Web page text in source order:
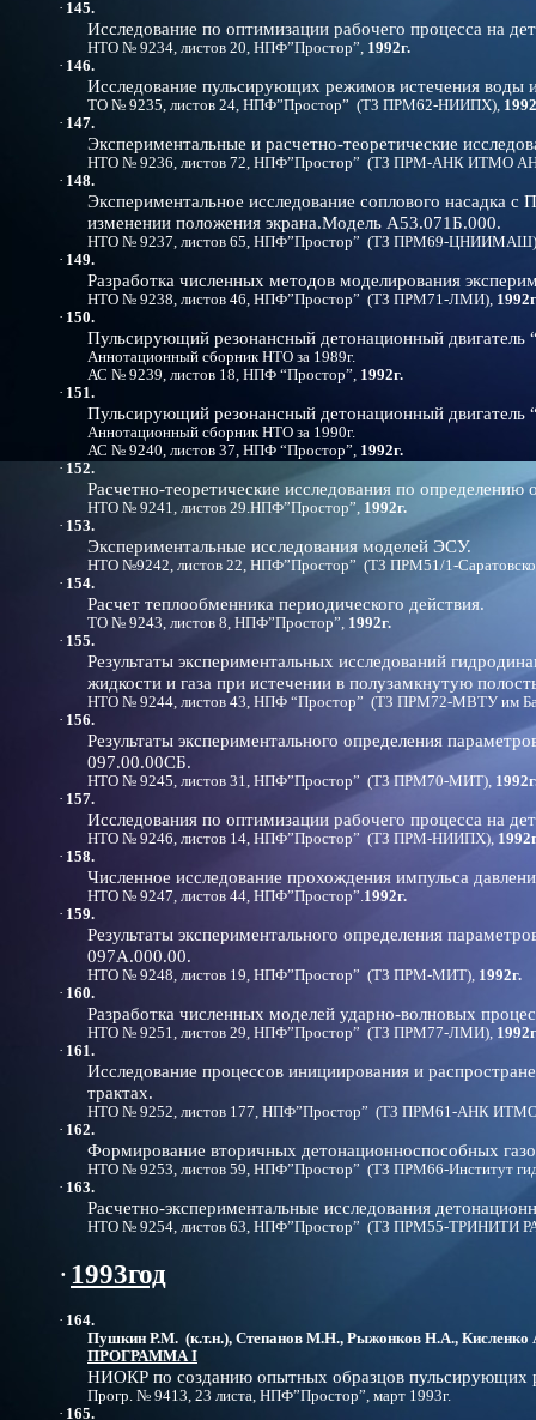
· 145.
Исследование по оптимизации рабочего процесса на
НТО № 9234, листов 20, НПФ”Простор”, 1992г.
· 146.
Исследование пульсирующих режимов истечения воды
ТО № 9235, листов 24, НПФ”Простор” (ТЗ ПРМ62-НИИПХ),
· 147.
Экспериментальные и расчетно-теоретические
НТО № 9236, листов 72, НПФ”Простор” (ТЗ ПРМ-АНК ИТМО
· 148.
Экспериментальное исследование соплового
изменении положения экрана.Модель А53.071Б.000.
НТО № 9237, листов 65, НПФ”Простор” (ТЗ ПРМ69-
· 149.
Разработка численных методов моделирования
НТО № 9238, листов 46, НПФ”Простор” (ТЗ ПРМ71-ЛМИ),
· 150.
Пульсирующий резонансный детонационный двигатель
Аннотационный сборник НТО за 1989г.
АС № 9239, листов 18, НПФ “Простор”, 1992г.
· 151.
Пульсирующий резонансный детонационный двигатель
Аннотационный сборник НТО за 1990г.
АС № 9240, листов 37, НПФ “Простор”, 1992г.
· 152.
Расчетно-теоретические исследования по
НТО № 9241, листов 29.НПФ”Простор”, 1992г.
· 153.
Экспериментальные исследования моделей ЭСУ.
НТО №9242, листов 22, НПФ”Простор” (ТЗ ПРМ51/1-
· 154.
Расчет теплообменника периодического действия.
ТО № 9243, листов 8, НПФ”Простор”, 1992г.
· 155.
Результаты экспериментальных исследований
жидкости и газа при истечении в полузамкнутую
НТО № 9244, листов 43, НПФ “Простор” (ТЗ ПРМ72-МВТУ им
· 156.
Результаты экспериментального определения
097.00.00СБ.
НТО № 9245, листов 31, НПФ”Простор” (ТЗ ПРМ70-МИТ),
· 157.
Исследования по оптимизации рабочего процесса на
НТО № 9246, листов 14, НПФ”Простор” (ТЗ ПРМ-НИИПХ),
· 158.
Численное исследование прохождения импульса
НТО № 9247, листов 44, НПФ”Простор”.1992г.
· 159.
Результаты экспериментального определения
097А.000.00.
НТО № 9248, листов 19, НПФ”Простор” (ТЗ ПРМ-МИТ), 1992г.
· 160.
Разработка численных моделей ударно-волновых
НТО № 9251, листов 29, НПФ”Простор” (ТЗ ПРМ77-ЛМИ),
· 161.
Исследование процессов инициирования и
трактах.
НТО № 9252, листов 177, НПФ”Простор” (ТЗ ПРМ61-АНК
· 162.
Формирование вторичных детонационноспособных
НТО № 9253, листов 59, НПФ”Простор” (ТЗ ПРМ66-Институт
· 163.
Расчетно-экспериментальные исследования
НТО № 9254, листов 63, НПФ”Простор” (ТЗ ПРМ55-ТРИНИТИ
·1993год
· 164.
Пушкин Р.М. (к.т.н.), Степанов М.Н., Рыжонков Н.А., Кисленко
ПРОГРАММА I
НИОКР по созданию опытных образцов пульсирующих
Прогр. № 9413, 23 листа, НПФ”Простор”, март 1993г.
· 165.